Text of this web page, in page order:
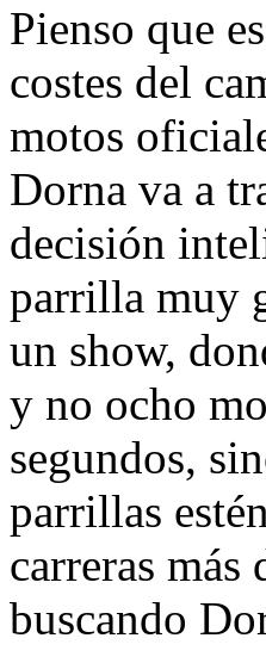
Pienso que
costes del
motos
Dorna va a
decisión
parrilla muy
un show,
y no ocho
segundos,
parrillas
carreras
buscando